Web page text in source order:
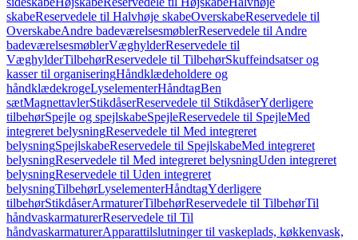
skabeReservedele til Halvhøje skabeOverskabeReservedele til
OverskabeAndre badeværelsesmøblerReservedele til Andre
badeværelsesmøblerVæghylderReservedele til
VæghylderTilbehørReservedele til TilbehørSkuffeindsatser og
kasser til organiseringHåndklædeholdere og
håndklædekrogeLyselementerHåndtagBen
sætMagnettavlerStikdåserReservedele til StikdåserYderligere
tilbehørSpejle og spejlskabeSpejleReservedele til SpejleMed
integreret belysningReservedele til Med integreret
belysningSpejlskabeReservedele til SpejlskabeMed integreret
belysningReservedele til Med integreret belysningUden integreret
belysningReservedele til Uden integreret
belysningTilbehørLyselementerHåndtagYderligere
tilbehørStikdåserArmaturerTilbehørReservedele til TilbehørTil
håndvaskarmaturerReservedele til Til
håndvaskarmaturerApparattilslutninger til vaskeplads, køkkenvask,